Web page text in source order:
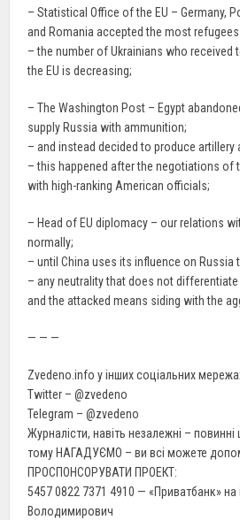
– Statistical Office of the EU – Germany,
and Romania accepted the most
– the number of Ukrainians who received
the EU is decreasing;
– The Washington Post – Egypt
supply Russia with ammunition;
– and instead decided to produce artillery
– this happened after the negotiations of
with high-ranking American officials;
– Head of EU diplomacy – our relations
normally;
– until China uses its influence on Russia
– any neutrality that does not
and the attacked means siding with the
— — —
Zvedeno.info у інших соціальних
Twitter – @zvedeno
Telegram – @zvedeno
Журналісти, навіть незалежні – повинні
тому НАГАДУЄМО – ви всі можете
ПРОСПОНСОРУВАТИ ПРОЕКТ:
5457 0822 7371 4910 — «Приватбанк» на
Володимирович